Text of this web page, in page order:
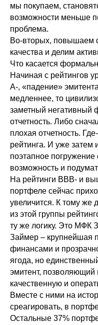
мы покупаем,
возможности меньше
проблема.
Во-вторых, повышаем
качества и делим
Что касается
Начиная с рейтингов
А-, «падение»
медленнее, то
заметный негативный
отчетность. Либо
плохая отчетность.
рейтинга. И уже затем
поэтапное погружение
возможность и
На рейтинги ВВВ- и
портфеле сейчас
увеличится. К тому же
из этой группы
ту же логику. Это МФК
Займер – крупнейшая
финансами и
ягода, но
эмитент,
качественную и
Вместе с ними на
среагировать, в
Остальные 37%